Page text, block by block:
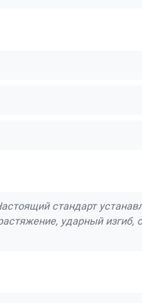
стандарт
ударный изгиб,